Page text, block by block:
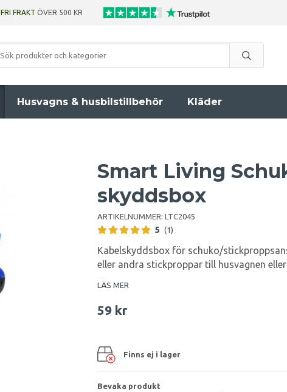
FRI FRAKT ÖVER 500 KR
Husvagns & husbilstillbehör Kläder
Smart Living
skyddsbox
ARTIKELNUMMER: LTC2045
5 (1)
Kabelskyddsbox för schuko/
eller andra stickproppar till husvagnen
LÄS MER
59 kr
Finns ej i lager
Bevaka produkt